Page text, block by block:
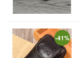
-41%